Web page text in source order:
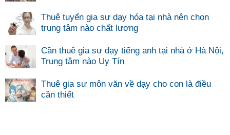
Thuê tuyển gia sư dạy hóa tại nhà nên chọn
trung tâm nào chất lương
Cần thuê gia sư dạy tiếng anh tại nhà ở Hà Nội,
Trung tâm nào Uy Tín
Thuê gia sư môn văn về dạy cho con là điều
cần thiết